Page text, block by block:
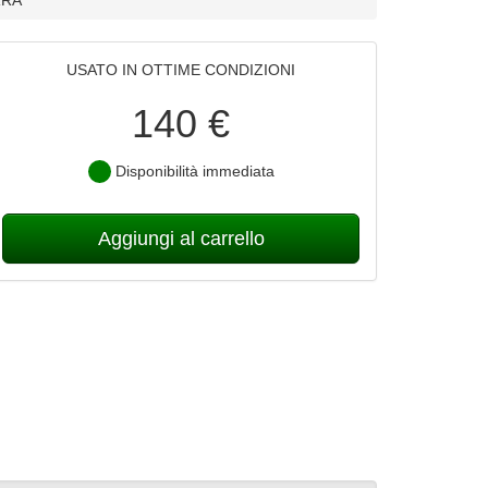
USATO IN OTTIME CONDIZIONI
140 €
Disponibilità immediata
Aggiungi al carrello